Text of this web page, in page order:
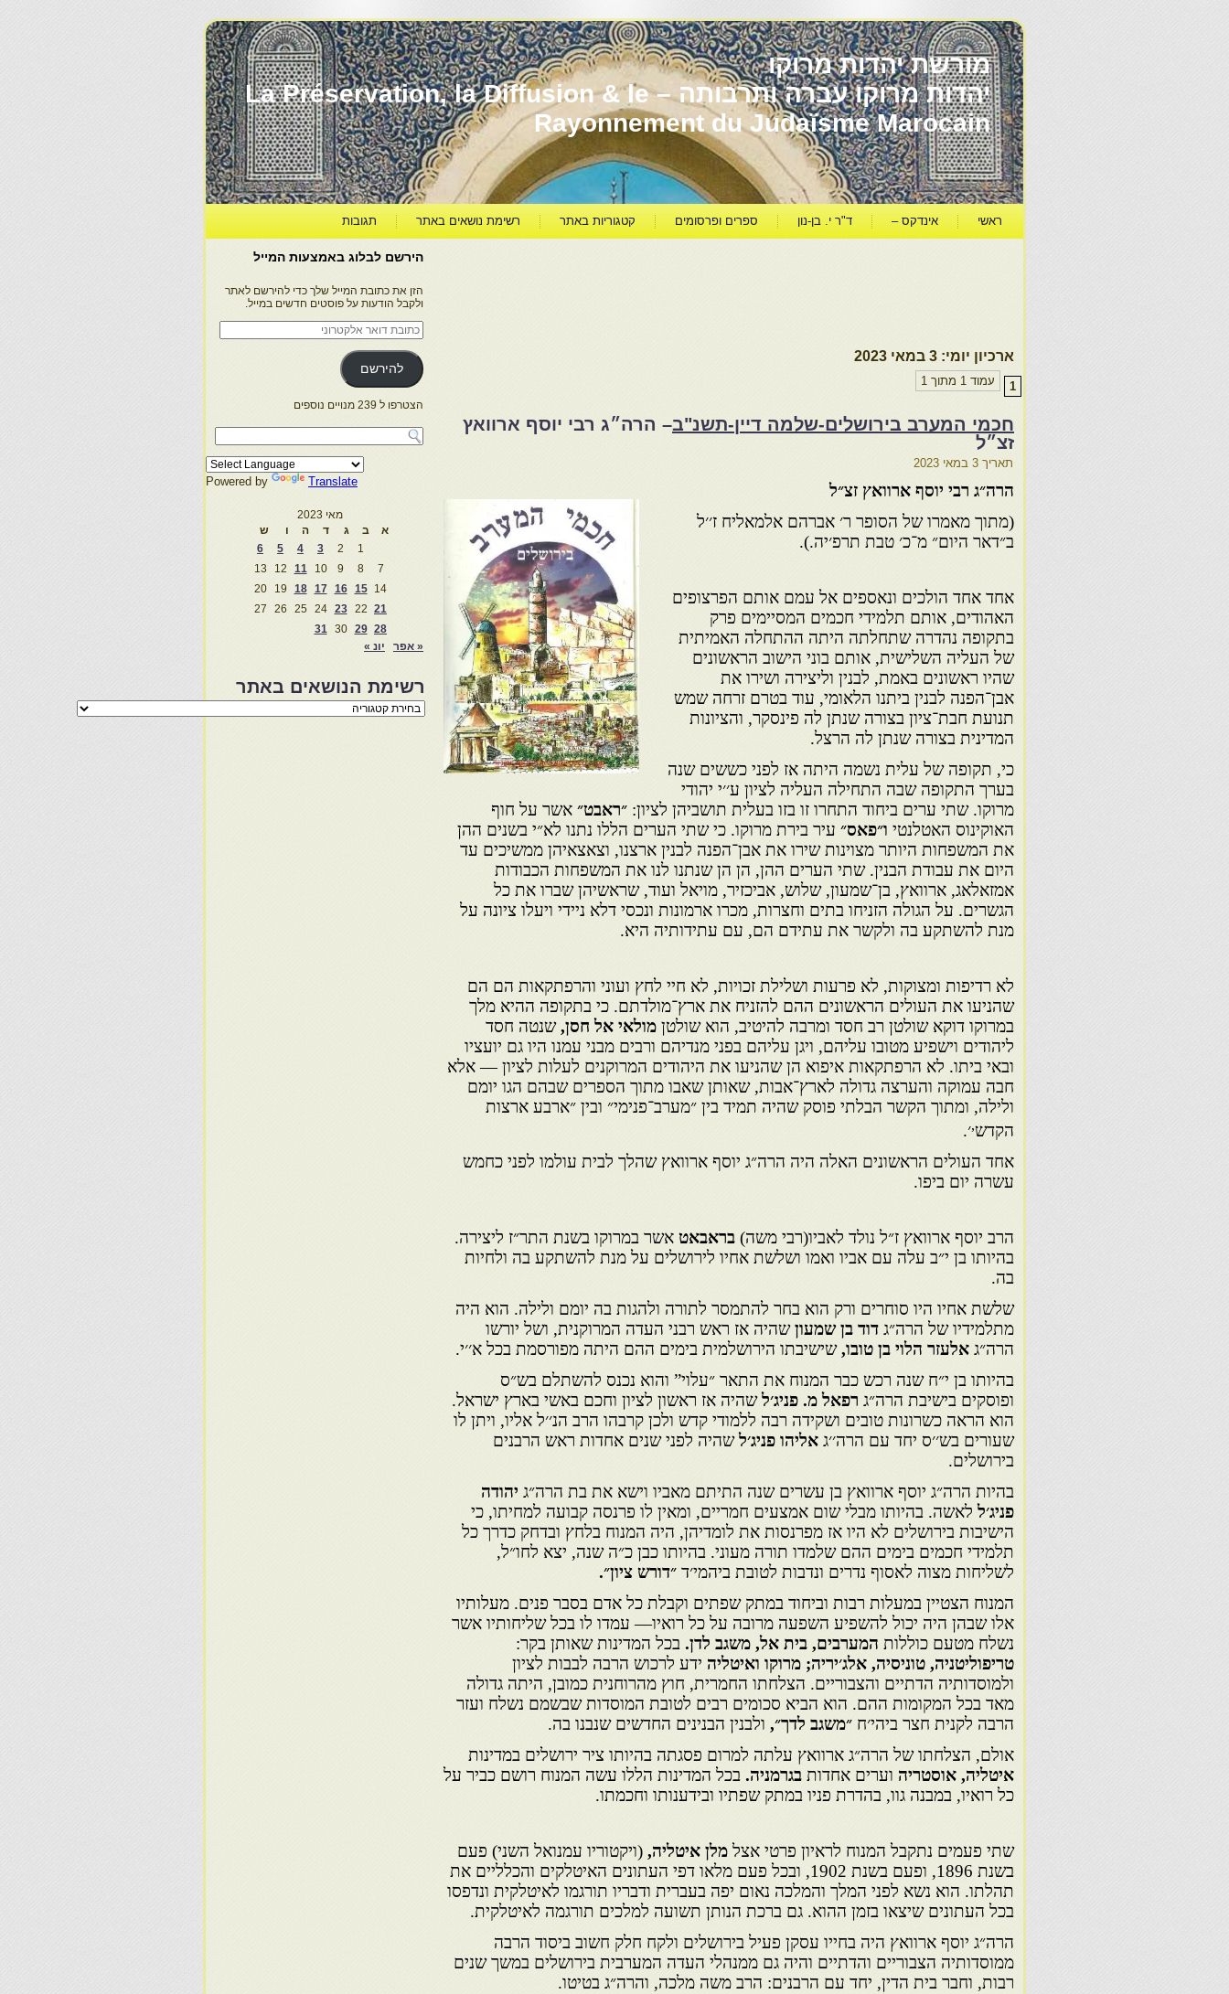
מורשת יהדות מרוקו
יהדות מרוקו עברה ותרבותה – La Préservation, la Diffusion & le
Rayonnement du Judaïsme Marocain
ראשי אינדקס – ד"ר י. בן-נון ספרים ופרסומים קטגוריות באתר רשימת נושאים באתר תגובות
ארכיון יומי: 3 במאי 2023
עמוד 1 מתוך 1 1
חכמי המערב בירושלים-שלמה דיין-תשנ"ב– הרה״ג רבי יוסף ארוואץ
זצ״ל
תאריך 3 במאי 2023
הרה״ג רבי יוסף ארוואץ זצ״ל
(מתוך מאמרו של הסופר ר׳ אברהם אלמאליח ז׳׳ל
ב״דאר היום״ מ־כ׳ טבת תרפ׳יה.).
אחד אחד הולכים ונאספים אל עמם אותם הפרצופים
האהודים, אותם תלמידי חכמים המסיימים פרק
בתקופה נהדרה שתחלתה היתה ההתחלה האמיתית
של העליה השלישית, אותם בוני הישוב הראשונים
שהיו ראשונים באמת, לבנין וליצירה ושירו את
אבן־הפנה לבנין ביתנו הלאומי, עוד בטרם זרחה שמש
תנועת חבת־ציון בצורה שנתן לה פינסקר, והציונות
המדינית בצורה שנתן לה הרצל.
כי, תקופה של עלית נשמה היתה אז לפני כששים שנה
בערך התקופה שבה התחילה העליה לציון ע׳׳י יהודי
מרוקו. שתי ערים ביחוד התחרו זו בזו בעלית תושביהן לציון: ״ראבט״ אשר על חוף
האוקינוס האטלנטי ו״פאס״ עיר בירת מרוקו. כי שתי הערים הללו נתנו לא״י בשנים ההן
את המשפחות היותר מצוינות שירו את אבן־הפנה לבנין ארצנו, וצאצאיהן ממשיכים עד
היום את עבודת הבנין. שתי הערים ההן, הן הן שנתנו לנו את המשפחות הכבודות
אמזאלאג, ארוואץ, בן־שמעון, שלוש, אביכזיר, מויאל ועוד, שראשיהן שברו את כל
הגשרים. על הגולה הזניחו בתים וחצרות, מכרו ארמונות ונכסי דלא ניידי ויעלו ציונה על
מנת להשתקע בה ולקשר את עתידם הם, עם עתידותיה היא.
לא רדיפות ומצוקות, לא פרעות ושלילת זכויות, לא חיי לחץ ועוני והרפתקאות הם הם
שהניעו את העולים הראשונים ההם להזניח את ארץ־מולדתם. כי בתקופה ההיא מלך
במרוקו דוקא שולטן רב חסד ומרבה להיטיב, הוא שולטן מולאי אל חסן,שנטה חסד
ליהודים וישפיע מטובו עליהם, ויגן עליהם בפני מנדיהם ורבים מבני עמנו היו גם יועציו
ובאי ביתו. לא הרפתקאות איפוא הן שהניעו את היהודים המרוקנים לעלות לציון — אלא
חבה עמוקה והערצה גדולה לארץ־אבות, שאותן שאבו מתוך הספרים שבהם הגו יומם
ולילה, ומתוך הקשר הבלתי פוסק שהיה תמיד בין ״מערב־פנימי״ ובין ״ארבע ארצות
הקדש,׳.
אחד העולים הראשונים האלה היה הרה״ג יוסף ארוואץ שהלך לבית עולמו לפני כחמש
עשרה יום ביפו.
הרב יוסף ארוואץ ז״ל נולד לאביו(רבי משה) בראבאט אשר במרוקו בשנת התר״ז ליצירה.
בהיותו בן י״ב עלה עם אביו ואמו ושלשת אחיו לירושלים על מנת להשתקע בה ולחיות
בה.
שלשת אחיו היו סוחרים ורק הוא בחר להתמסר לתורה ולהגות בה יומם ולילה. הוא היה
מתלמידיו של הרה״ג דוד בן שמעוןשהיה אז ראש רבני העדה המרוקנית, ושל יורשו
הרה״ג אלעזר הלוי בן טובו,שישיבתו הירושלמית בימים ההם היתה מפורסמת בכל א׳׳י.
בהיותו בן י״ח שנה רכש כבר המנוח את התאר ״עלוי” והוא נכנס להשתלם בש״ס
ופוסקים בישיבת הרה״ג רפאל מ. פניג׳לשהיה אז ראשון לציון וחכם באשי בארץ ישראל.
הוא הראה כשרונות טובים ושקידה רבה ללמודי קדש ולכן קרבהו הרב הנ׳׳ל אליו, ויתן לו
שעורים בש׳׳ס יחד עם הרה׳׳ג אליהו פניג׳לשהיה לפני שנים אחדות ראש הרבנים
בירושלים.
בהיות הרה״ג יוסף ארוואץ בן עשרים שנה התיתם מאביו וישא את בת הרה״ג יהודה
פניג׳ל לאשה. בהיותו מבלי שום אמצעים חמריים, ומאין לו פרנסה קבועה למחיתו, כי
הישיבות בירושלים לא היו אז מפרנסות את לומדיהן, היה המנוח בלחץ ובדחק כדרך כל
תלמידי חכמים בימים ההם שלמדו תורה מעוני. בהיותו כבן כ״ה שנה, יצא לחו״ל,
לשליחות מצוה לאסוף נדרים ונדבות לטובת ביהמי׳ד ״דורש ציון״.
המנוח הצטיין במעלות רבות וביחוד במתק שפתים וקבלת כל אדם בסבר פנים. מעלותיו
אלו שבהן היה יכול להשפיע השפעה מרובה על כל רואיו— עמדו לו בכל שליחותיו אשר
נשלח מטעם כוללות המערבים, בית אל, משגב לדן. בכל המדינות שאותן בקר:
טריפוליטניה, טוניסיה, אלג׳יריה; מרוקו ואיטליה ידע לרכוש הרבה לבבות לציון
ולמוסדותיה הדתיים והצבוריים. הצלחתו החמרית, חוץ מהרוחנית כמובן, היתה גדולה
מאד בכל המקומות ההם. הוא הביא סכומים רבים לטובת המוסדות שבשמם נשלח ועזר
הרבה לקנית חצר ביהי׳ח ״משגב לדך״, ולבנין הבנינים החדשים שנבנו בה.
אולם, הצלחתו של הרה״ג ארוואץ עלתה למרום פסגתה בהיותו ציר ירושלים במדינות
איטליה, אוסטריה וערים אחדות בגרמניה. בכל המדינות הללו עשה המנוח רושם כביר על
כל רואיו, במבנה גוו, בהדרת פניו במתק שפתיו ובידענותו וחכמתו.
שתי פעמים נתקבל המנוח לראיון פרטי אצל מלן איטליה, (ויקטוריו עמנואל השני) פעם
בשנת 1896, ופעם בשנת 1902, ובכל פעם מלאו דפי העתונים האיטלקים והכלליים את
תהלתו. הוא נשא לפני המלך והמלכה נאום יפה בעברית ודבריו תורגמו לאיטלקית ונדפסו
בכל העתונים שיצאו בזמן ההוא. גם ברכת הנותן תשועה למלכים תורגמה לאיטלקית.
הרה״ג יוסף ארוואץ היה בחייו עסקן פעיל בירושלים ולקח חלק חשוב ביסוד הרבה
ממוסדותיה הצבוריים והדתיים והיה גם ממנהלי העדה המערבית בירושלים במשך שנים
רבות, וחבר בית הדין, יחד עם הרבנים: הרב משה מלכה, והרה״ג בטיטו.
הירשם לבלוג באמצעות המייל
הזן את כתובת המייל שלך כדי להירשם לאתר
ולקבל הודעות על פוסטים חדשים במייל.
כתובת
דואר
אלקטרוני
להירשם
הצטרפו ל 239 מנויים נוספים
Powered by Translate
מאי 2023
א
ב ג ד ה ו
ש
1
2
3
4
5
6
7
8
9
10
11
12
13
14
15
16
17
18
19
20
21
22
23
24
25
26
27
28
29
30
31
« אפר
יונ »
רשימת הנושאים באתר
רשימת
הנושאים